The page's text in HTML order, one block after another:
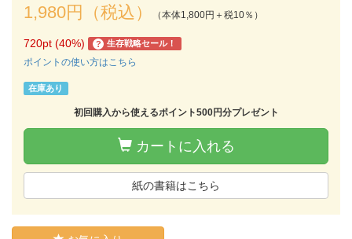
1,980円（税込） （本体1,800円＋税10％）
720pt (40%) ? 生存戦略セール！
ポイントの使い方はこちら
在庫あり
初回購入から使えるポイント500円分プレゼント
カートに入れる
紙の書籍はこちら